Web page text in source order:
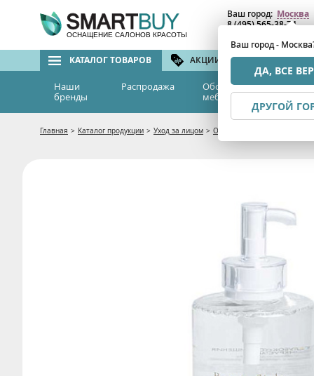
ОСНАЩЕНИЕ САЛОНОВ КРАСОТЫ
Ваш город: Москва
Ваш город -
ДА, ВСЕ
ДРУГОЙ
8 (495) 565-38-74
КАТАЛОГ ТОВАРОВ АКЦИИ И СКИДКИ
Наши
бренды
Распродажа
Оборудование и
мебель
Главная > Каталог продукции > Уход за лицом > Очищение и демакияж